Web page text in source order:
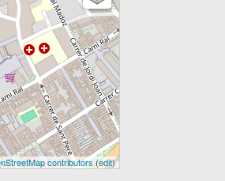
contributors(edit)